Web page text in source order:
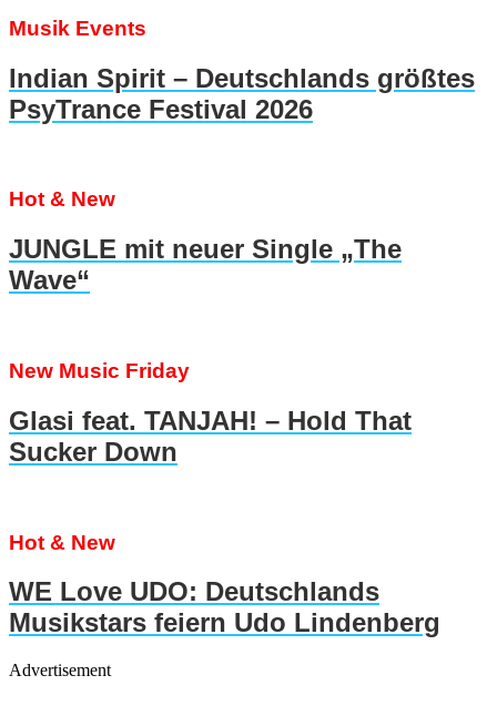
Musik Events
Indian Spirit – Deutschlands größtes
PsyTrance Festival 2026
Hot & New
JUNGLE mit neuer Single „The
Wave“
New Music Friday
Glasi feat. TANJAH! – Hold That
Sucker Down
Hot & New
WE Love UDO: Deutschlands
Musikstars feiern Udo Lindenberg
Advertisement